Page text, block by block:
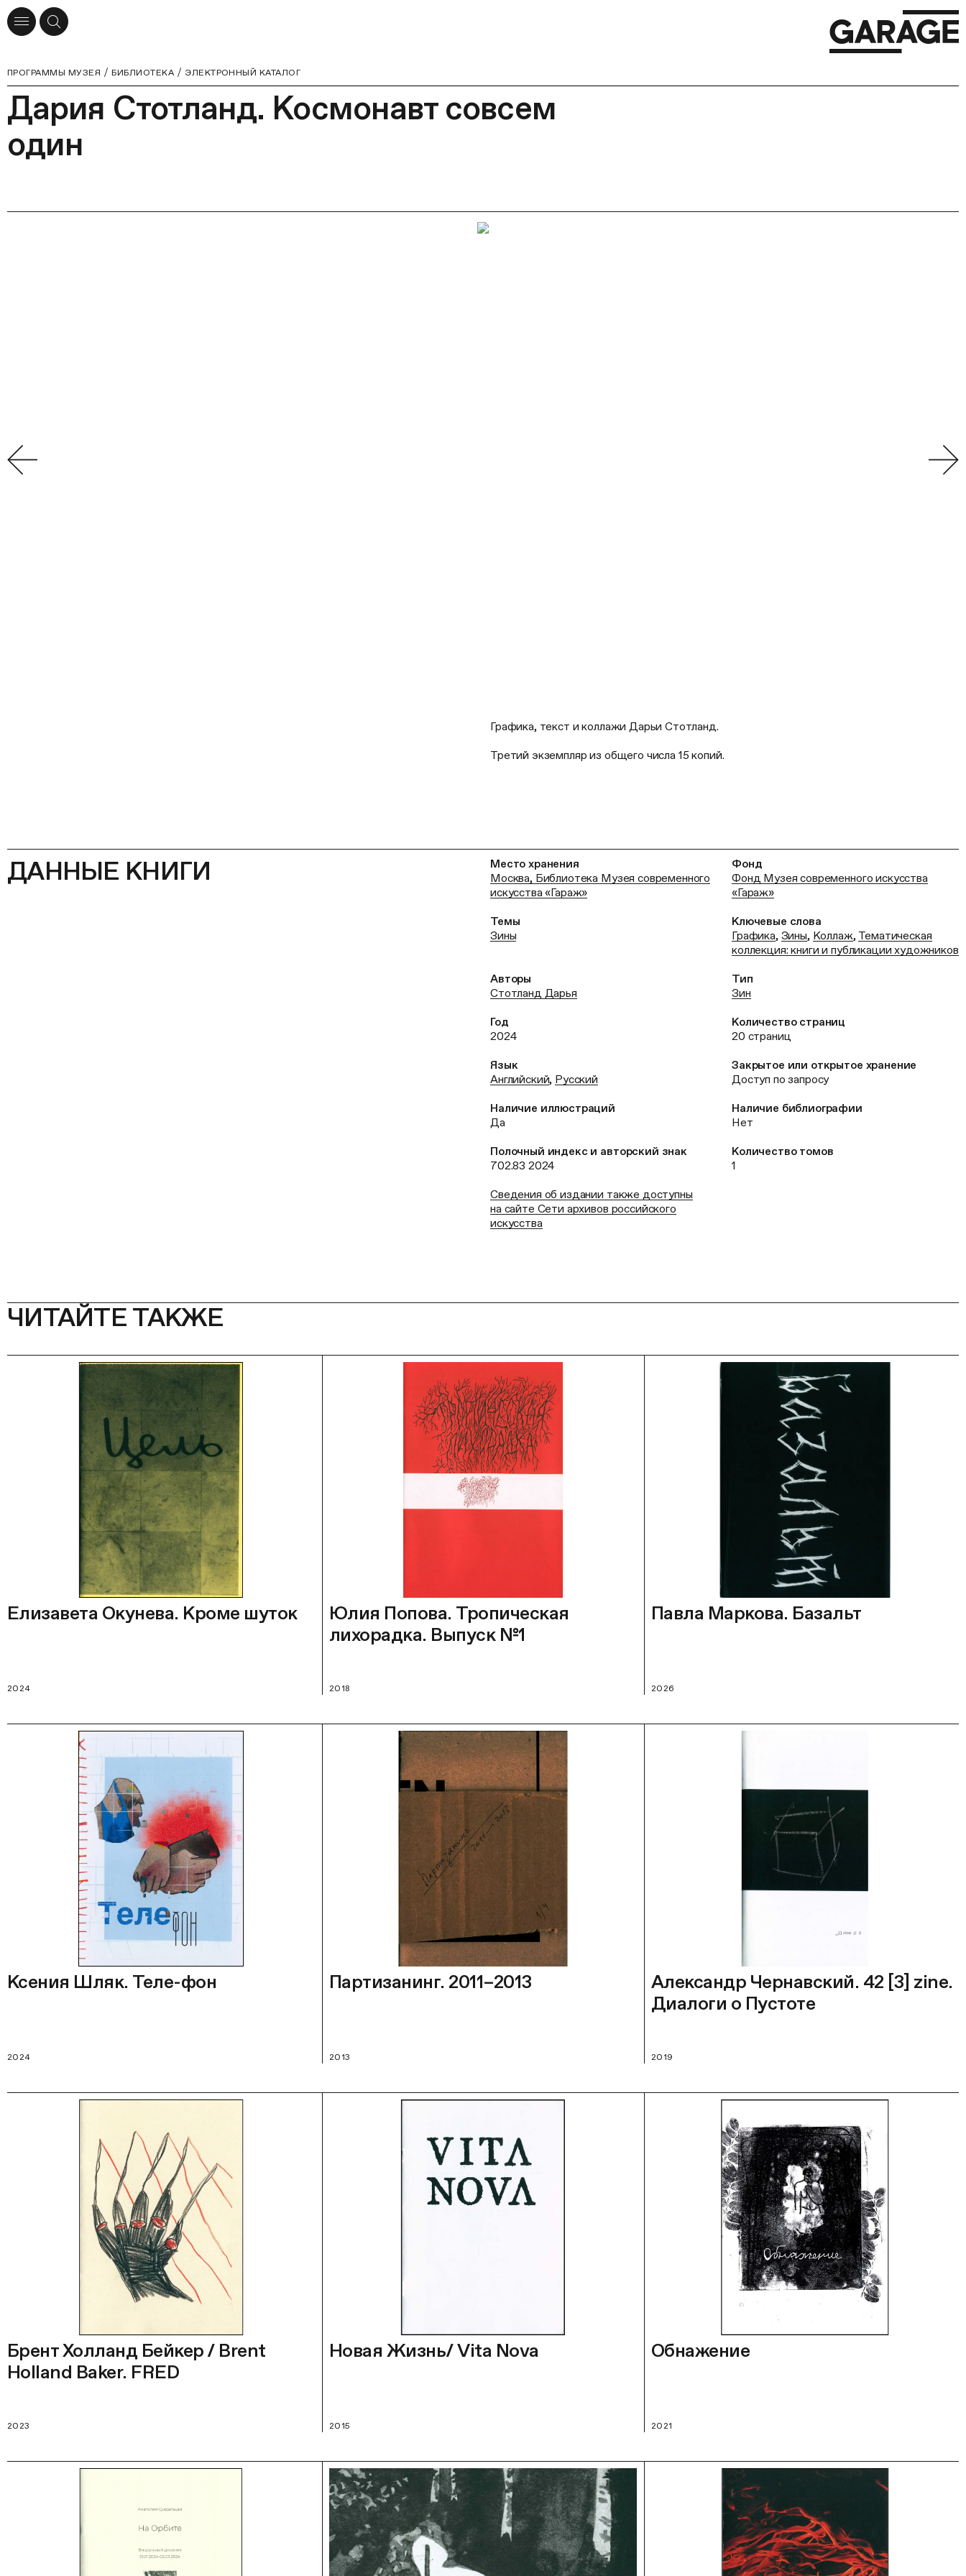
ПРОГРАММЫ МУЗЕЯ БИБЛИОТЕКА ЭЛЕКТРОННЫЙ КАТАЛОГ
Дария Стотланд. Космонавт совсем
один
Графика, текст и коллажи Дарьи Стотланд.
Третий экземпляр из общего числа 15 копий.
ДАННЫЕ КНИГИ
Место хранения
Москва, Библиотека Музея современного
искусства «Гараж»
Фонд
Фонд Музея современного искусства
«Гараж»
Темы
Зины
Ключевые слова
Графика, Зины, Коллаж, Тематическая
коллекция: книги и публикации художников
Авторы
Стотланд Дарья
Тип
Зин
Год
2024
Количество страниц
20 страниц
Язык
Английский, Русский
Закрытое или открытое хранение
Доступ по запросу
Наличие иллюстраций
Да
Наличие библиографии
Нет
Полочный индекс и авторский знак
702.83 2024
Количество томов
1
Сведения об издании также доступны
на сайте Сети архивов российского
искусства
ЧИТАЙТЕ ТАКЖЕ
Елизавета Окунева. Кроме шуток
2024
Юлия Попова. Тропическая
лихорадка. Выпуск №1
2018
Павла Маркова. Базальт
2026
Ксения Шляк. Теле-фон
2024
Партизанинг. 2011–2013
2013
Александр Чернавский. 42 [3] zine.
Диалоги о Пустоте
2019
Брент Холланд Бейкер / Brent
Holland Baker. FRED
2023
Новая Жизнь/ Vita Nova
2015
Обнажение
2021